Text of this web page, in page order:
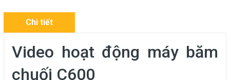
Chi tiết
Video hoạt động máy băm
chuối C600